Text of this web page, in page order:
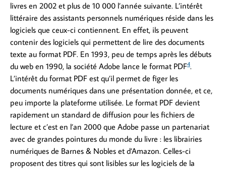
livres en 2002 et plus de 10 000 l’année suivante. L’intérêt
littéraire des assistants personnels numériques réside dans les
logiciels que ceux-ci contiennent. En effet, ils peuvent
contenir des logiciels qui permettent de lire des documents
texte au format PDF. En 1993, peu de temps après les débuts
du web en 1990, la société Adobe lance le format PDF4.
L’intérêt du format PDF est qu’il permet de figer les
documents numériques dans une présentation donnée, et ce,
peu importe la plateforme utilisée. Le format PDF devient
rapidement un standard de diffusion pour les fichiers de
lecture et c’est en l’an 2000 que Adobe passe un partenariat
avec de grandes pointures du monde du livre : les librairies
numériques de Barnes & Nobles et d’Amazon. Celles-ci
proposent des titres qui sont lisibles sur les logiciels de la